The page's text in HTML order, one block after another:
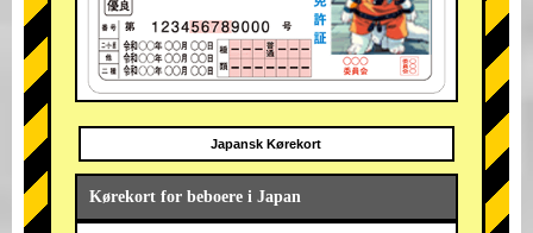
Japansk Kørekort
Kørekort for beboere i Japan